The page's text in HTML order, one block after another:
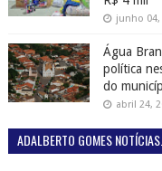
junho 04,
Água
política
do
abril 24,
ADALBERTO GOMES